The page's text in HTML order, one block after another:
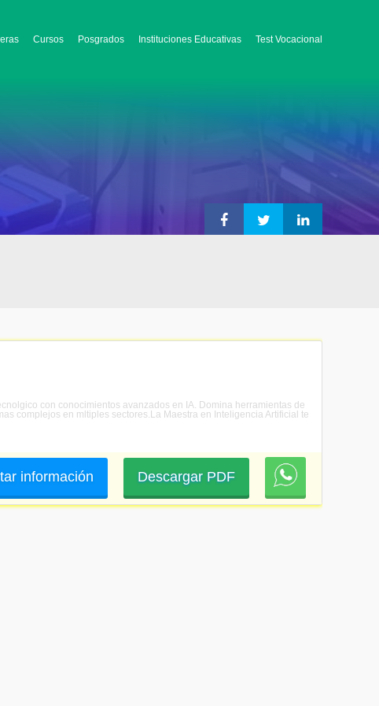
Cursos Posgrados Instituciones Educativas Test Vocacional
con conocimientos avanzados en IA. Domina herramientas de
complejos en mltiples sectores.La Maestra en Inteligencia Artificial te
Descargar PDF
información